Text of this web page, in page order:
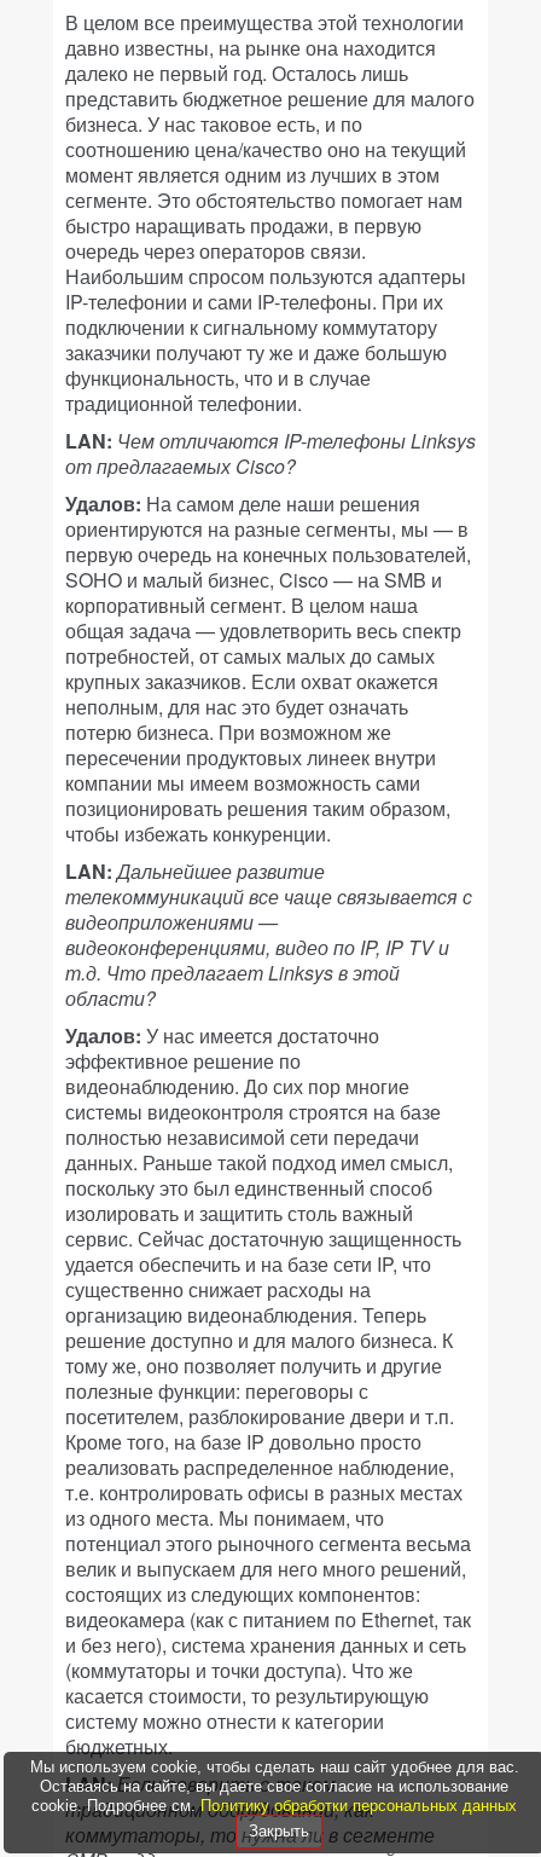
В целом все преимущества этой технологии
давно известны, на рынке она находится
далеко не первый год. Осталось лишь
представить бюджетное решение для малого
бизнеса. У нас таковое есть, и по
соотношению цена/качество оно на текущий
момент является одним из лучших в этом
сегменте. Это обстоятельство помогает нам
быстро наращивать продажи, в первую
очередь через операторов связи.
Наибольшим спросом пользуются адаптеры
IP-телефонии и сами IP-телефоны. При их
подключении к сигнальному коммутатору
заказчики получают ту же и даже большую
функциональность, что и в случае
традиционной телефонии.
LAN: Чем отличаются IP-телефоны Linksys
от предлагаемых Cisco?
Удалов: На самом деле наши решения
ориентируются на разные сегменты, мы — в
первую очередь на конечных пользователей,
SOHO и малый бизнес, Cisco — на SMB и
корпоративный сегмент. В целом наша
общая задача — удовлетворить весь спектр
потребностей, от самых малых до самых
крупных заказчиков. Если охват окажется
неполным, для нас это будет означать
потерю бизнеса. При возможном же
пересечении продуктовых линеек внутри
компании мы имеем возможность сами
позиционировать решения таким образом,
чтобы избежать конкуренции.
LAN: Дальнейшее развитие
телекоммуникаций все чаще связывается с
видеоприложениями —
видеоконференциями, видео по IP, IP TV и
т.д. Что предлагает Linksys в этой
области?
Удалов: У нас имеется достаточно
эффективное решение по
видеонаблюдению. До сих пор многие
системы видеоконтроля строятся на базе
полностью независимой сети передачи
данных. Раньше такой подход имел смысл,
поскольку это был единственный способ
изолировать и защитить столь важный
сервис. Сейчас достаточную защищенность
удается обеспечить и на базе сети IP, что
существенно снижает расходы на
организацию видеонаблюдения. Теперь
решение доступно и для малого бизнеса. К
тому же, оно позволяет получить и другие
полезные функции: переговоры с
посетителем, разблокирование двери и т.п.
Кроме того, на базе IP довольно просто
реализовать распределенное наблюдение,
т.е. контролировать офисы в разных местах
из одного места. Мы понимаем, что
потенциал этого рыночного сегмента весьма
велик и выпускаем для него много решений,
состоящих из следующих компонентов:
видеокамера (как с питанием по Ethernet, так
и без него), система хранения данных и сеть
(коммутаторы и точки доступа). Что же
касается стоимости, то результирующую
систему можно отнести к категории
бюджетных.
LAN:Если говорить о таком
традиционном оборудовании, как
коммутаторы, то нужна ли в сегменте
Мы используем cookie, чтобы сделать наш сайт удобнее для вас.
Оставаясь на сайте, вы даете свое согласие на использование
cookie. Подробнее см.Политику обработки персональных данных
Закрыть